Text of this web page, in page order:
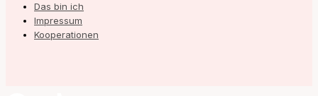
Das bin ich
Impressum
Kooperationen